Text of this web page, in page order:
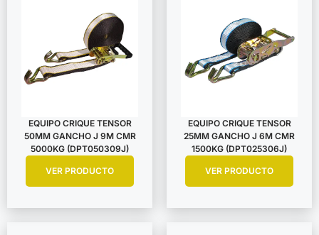
EQUIPO CRIQUE TENSOR
50MM GANCHO J 9M CMR
5000KG (DPT050309J)
VER PRODUCTO
EQUIPO CRIQUE TENSOR
25MM GANCHO J 6M CMR
1500KG (DPT025306J)
VER PRODUCTO